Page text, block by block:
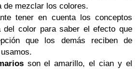
de mezclar los colores.
tener en cuenta los conceptos
del color para saber el efecto que
que los demás reciben de
son el amarillo, el cian y el